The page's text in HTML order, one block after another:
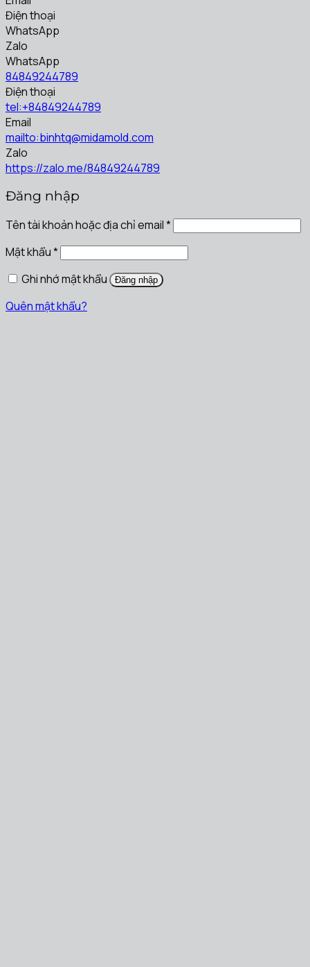
Điện thoại
WhatsApp
Zalo
WhatsApp
84849244789
Điện thoại
tel:+84849244789
Email
mailto:binhtq@midamold.com
Zalo
https://zalo.me/84849244789
Đăng nhập
Tên tài khoản hoặc địa chỉ email*
Mật khẩu*
Ghi nhớ mật khẩu
Đăng nhập
Quên mật khẩu?